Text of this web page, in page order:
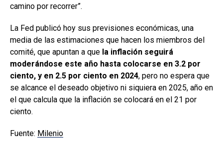
camino por recorrer”.
La Fed publicó hoy sus previsiones económicas, una
media de las estimaciones que hacen los miembros del
comité, que apuntan a que la inflación seguirá
moderándose este año hasta colocarse en 3.2 por
ciento, y en 2.5 por ciento en 2024, pero no espera que
se alcance el deseado objetivo ni siquiera en 2025, año en
el que calcula que la inflación se colocará en el 21 por
ciento.
Fuente: Milenio